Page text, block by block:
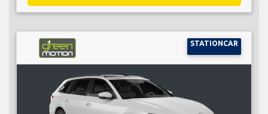
STATIONCAR